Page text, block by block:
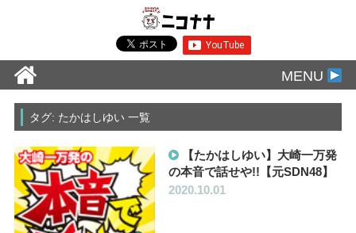
MENU
タグ: たかはしゆい 一覧
【たかはしゆい】大崎一万発
の本音で話せや!!【元SDN48】
2020.10.01